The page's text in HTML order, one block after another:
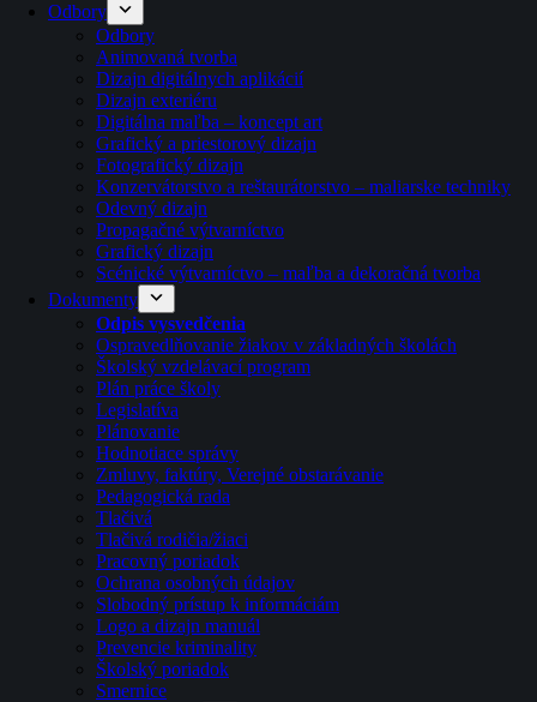
Odbory
Odbory
Animovaná tvorba
Dizajn digitálnych aplikácií
Dizajn exteriéru
Digitálna maľba – koncept art
Grafický a priestorový dizajn
Fotografický dizajn
Konzervátorstvo a reštaurátorstvo – maliarske techniky
Odevný dizajn
Propagačné výtvarníctvo
Grafický dizajn
Scénické výtvarníctvo – maľba a dekoračná tvorba
Dokumenty
Odpis vysvedčenia
Ospravedlňovanie žiakov v základných školách
Školský vzdelávací program
Plán práce školy
Legislatíva
Plánovanie
Hodnotiace správy
Zmluvy, faktúry, Verejné obstarávanie
Pedagogická rada
Tlačivá
Tlačivá rodičia/žiaci
Pracovný poriadok
Ochrana osobných údajov
Slobodný prístup k informáciám
Logo a dizajn manuál
Prevencie kriminality
Školský poriadok
Smernice